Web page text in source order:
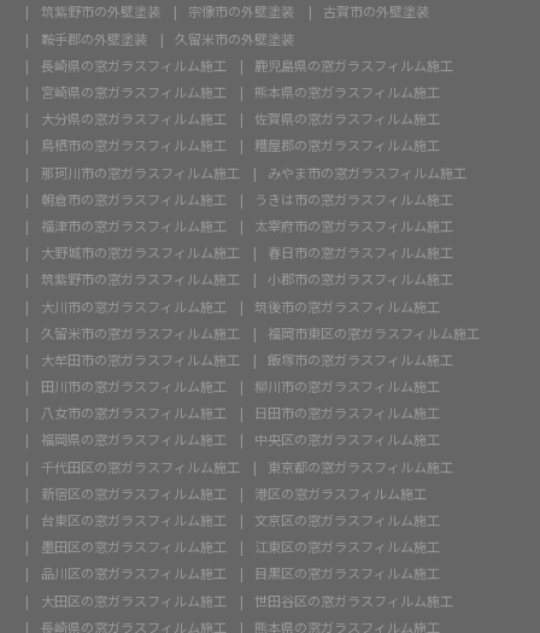
筑紫野市の外壁塗装
宗像市の外壁塗装
古賀市の外壁塗装
鞍手郡の外壁塗装
久留米市の外壁塗装
長崎県の窓ガラスフィルム施工
鹿児島県の窓ガラスフィルム施工
宮崎県の窓ガラスフィルム施工
熊本県の窓ガラスフィルム施工
大分県の窓ガラスフィルム施工
佐賀県の窓ガラスフィルム施工
鳥栖市の窓ガラスフィルム施工
糟屋郡の窓ガラスフィルム施工
那珂川市の窓ガラスフィルム施工
みやま市の窓ガラスフィルム施工
朝倉市の窓ガラスフィルム施工
うきは市の窓ガラスフィルム施工
福津市の窓ガラスフィルム施工
太宰府市の窓ガラスフィルム施工
大野城市の窓ガラスフィルム施工
春日市の窓ガラスフィルム施工
筑紫野市の窓ガラスフィルム施工
小郡市の窓ガラスフィルム施工
大川市の窓ガラスフィルム施工
筑後市の窓ガラスフィルム施工
久留米市の窓ガラスフィルム施工
福岡市東区の窓ガラスフィルム施工
大牟田市の窓ガラスフィルム施工
飯塚市の窓ガラスフィルム施工
田川市の窓ガラスフィルム施工
柳川市の窓ガラスフィルム施工
八女市の窓ガラスフィルム施工
日田市の窓ガラスフィルム施工
福岡県の窓ガラスフィルム施工
中央区の窓ガラスフィルム施工
千代田区の窓ガラスフィルム施工
東京都の窓ガラスフィルム施工
新宿区の窓ガラスフィルム施工
港区の窓ガラスフィルム施工
台東区の窓ガラスフィルム施工
文京区の窓ガラスフィルム施工
墨田区の窓ガラスフィルム施工
江東区の窓ガラスフィルム施工
品川区の窓ガラスフィルム施工
目黒区の窓ガラスフィルム施工
大田区の窓ガラスフィルム施工
世田谷区の窓ガラスフィルム施工
長崎県の窓ガラスフィルム施工
熊本県の窓ガラスフィルム施工